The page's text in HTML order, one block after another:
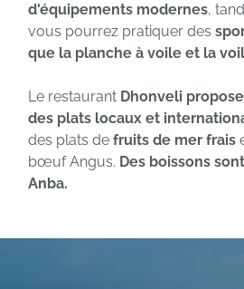
d'équipements modernes,
vous pourrez pratiquer des
que la planche à voile et la
Le restaurant Dhonveli
des plats locaux et
des plats de fruits de mer frais
bœuf Angus. Des boissons
Anba.